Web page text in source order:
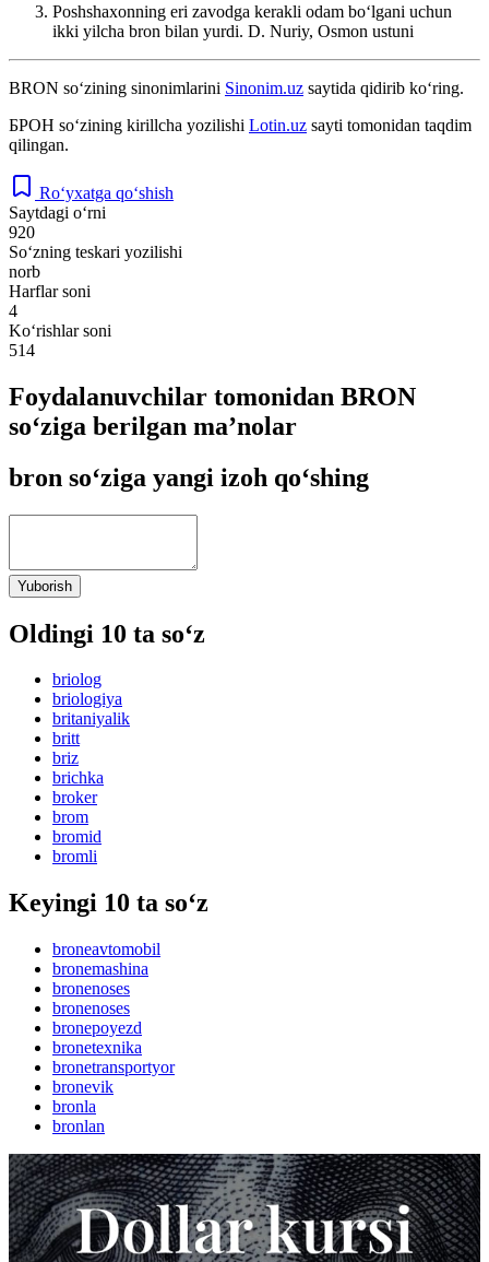
Poshshaxonning eri zavodga kerakli odam boʻlgani uchun
ikki yilcha bron bilan yurdi. D. Nuriy, Osmon ustuni
BRON so‘zining sinonimlarini Sinonim.uz saytida qidirib ko‘ring.
БРОН so‘zining kirillcha yozilishi Lotin.uz sayti tomonidan taqdim
qilingan.
Ro‘yxatga qo‘shish
Saytdagi o‘rni
920
So‘zning teskari yozilishi
norb
Harflar soni
4
Ko‘rishlar soni
514
Foydalanuvchilar tomonidan BRON
so‘ziga berilgan ma’nolar
bron so‘ziga yangi izoh qo‘shing
Yuborish
Oldingi 10 ta so‘z
briolog
briologiya
britaniyalik
britt
briz
brichka
broker
brom
bromid
bromli
Keyingi 10 ta so‘z
broneavtomobil
bronemashina
bronenoses
bronenoses
bronepoyezd
bronetexnika
bronetransportyor
bronevik
bronla
bronlan